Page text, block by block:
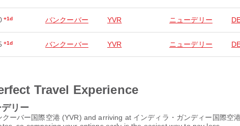
+1d バンクーバー YVR ニューデリー
+1d バンクーバー YVR ニューデリー
Travel Experience
リー
ーバー国際空港 (YVR) and arriving at インディラ・ガンディー国際空